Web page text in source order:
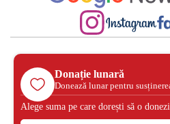
Donație lunară
Donează lunar pentru
Alege suma pe care dorești să o